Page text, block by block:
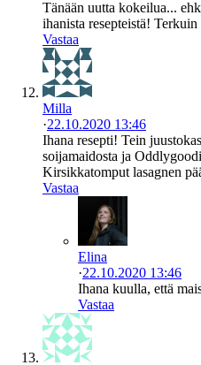
Tänään uutta kokeilua...
ihanista resepteistä!
Vastaa
Milla
·22.10.2020 13:46
Ihana resepti! Tein
soijamaidosta ja
Kirsikkatomput lasagnen
Vastaa
Elina
·22.10.2020 13:46
Ihana kuulla, että
Vastaa